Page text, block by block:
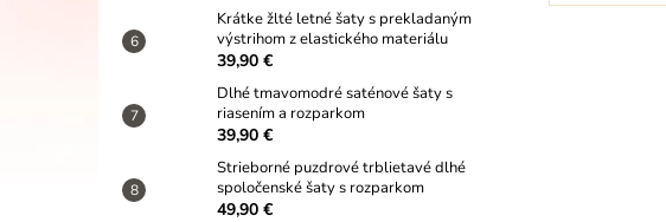
Krátke žlté letné šaty s prekladaným
výstrihom z elastického materiálu
39,90 €
Dlhé tmavomodré saténové šaty s
riasením a rozparkom
39,90 €
Strieborné puzdrové trblietavé dlhé
spoločenské šaty s rozparkom
49,90 €